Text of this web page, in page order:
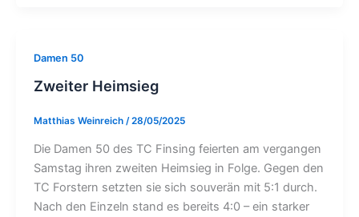
Damen 50
Zweiter Heimsieg
Matthias Weinreich /28/05/2025
Die Damen 50 des TC Finsing feierten am vergangen
Samstag ihren zweiten Heimsieg in Folge. Gegen den
TC Forstern setzten sie sich souverän mit 5:1 durch.
Nach den Einzeln stand es bereits 4:0 – ein starker